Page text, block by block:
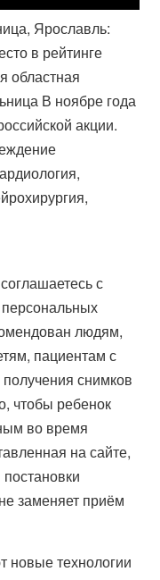
Ярославль:
в рейтинге
областная
В ноябре года
акции.
с
людям,
пациентам с
снимков
чтобы ребенок
во время
на сайте,
заменяет приём
новые технологии